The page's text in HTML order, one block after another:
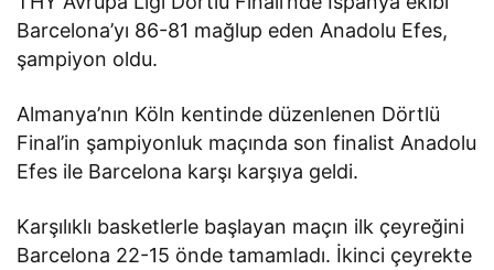
Barcelona’yı 86-81 mağlup eden Anadolu Efes,
şampiyon oldu.
Almanya’nın Köln kentinde düzenlenen Dörtlü
Final’in şampiyonluk maçında son finalist Anadolu
Efes ile Barcelona karşı karşıya geldi.
Karşılıklı basketlerle başlayan maçın ilk çeyreğini
Barcelona 22-15 önde tamamladı. İkinci çeyrekte